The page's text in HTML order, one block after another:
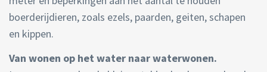
boerderijdieren, zoals ezels, paarden, geiten, schapen
en kippen.
Van wonen op het water naar waterwonen.